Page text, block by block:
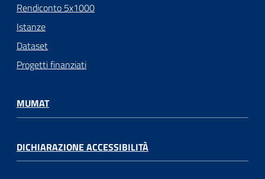
Rendiconto 5x1000
Istanze
Dataset
Progetti finanziati
MUMAT
DICHIARAZIONE ACCESSIBILITÀ